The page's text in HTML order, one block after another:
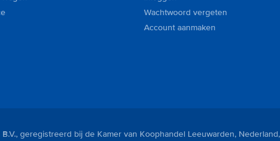
Wachtwoord vergeten
Account aanmaken
geregistreerd bij de Kamer van Koophandel Leeuwarden, Nederland,